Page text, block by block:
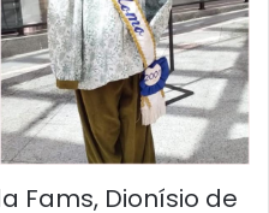
Fams, Dionísio de